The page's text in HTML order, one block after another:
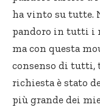
ha vinto su tutte.
pandoro in tutti i
ma con questa
consenso di tutti,
richiesta è stato
più grande dei